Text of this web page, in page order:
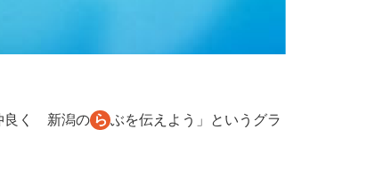
良く 新潟の ら ぶを伝えよう」というグラ